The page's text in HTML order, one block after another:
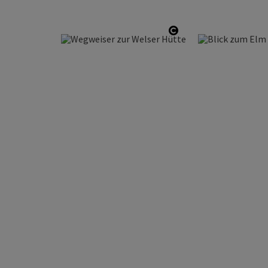
Copyright öffnen